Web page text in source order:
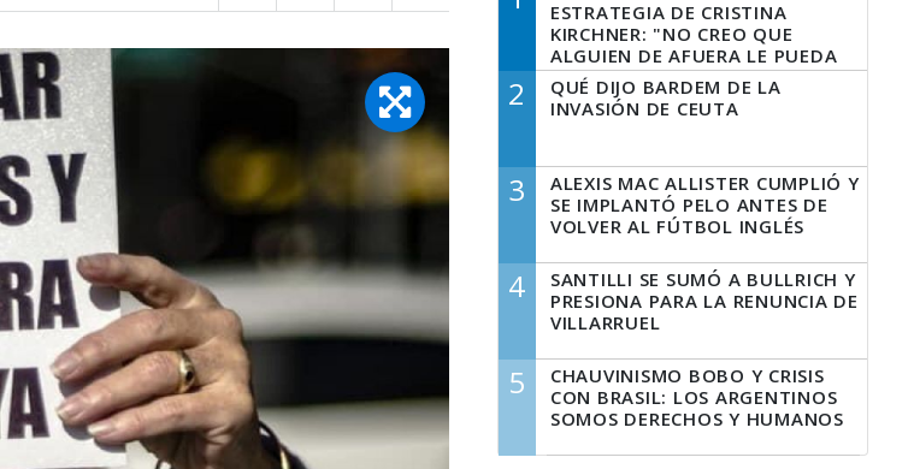
ESTRATEGIA DE CRISTINA
KIRCHNER: "NO CREO QUE
ALGUIEN DE AFUERA LE PUEDA
DECIR A LA JUSTICIA LO QUE
TIENE QUE HACER"
2
QUÉ DIJO BARDEM DE LA
INVASIÓN DE CEUTA
3
ALEXIS MAC ALLISTER CUMPLIÓ Y
SE IMPLANTÓ PELO ANTES DE
VOLVER AL FÚTBOL INGLÉS
4
SANTILLI SE SUMÓ A BULLRICH Y
PRESIONA PARA LA RENUNCIA DE
VILLARRUEL
5
CHAUVINISMO BOBO Y CRISIS
CON BRASIL: LOS ARGENTINOS
SOMOS DERECHOS Y HUMANOS